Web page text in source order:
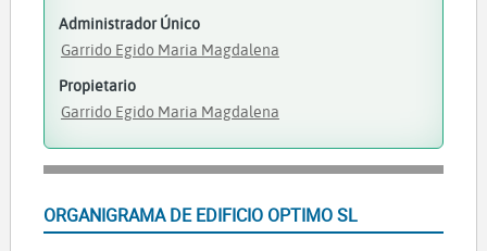
Administrador Único
Garrido Egido Maria Magdalena
Propietario
Garrido Egido Maria Magdalena
ORGANIGRAMA DE EDIFICIO OPTIMO SL